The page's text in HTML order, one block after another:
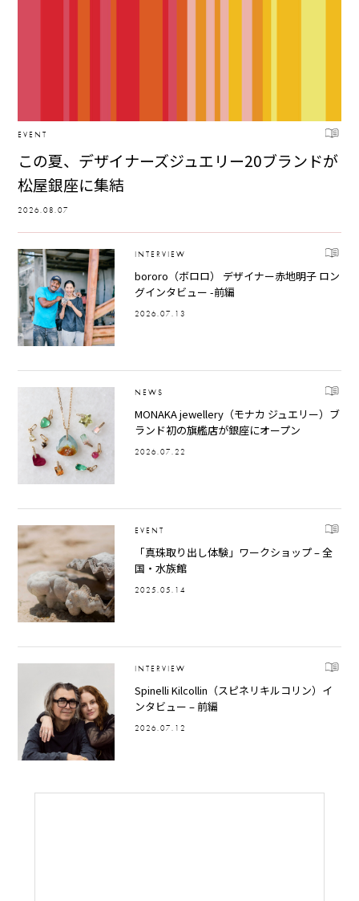
EVENT
この夏、デザイナーズジュエリー20ブランドが
松屋銀座に集結
2026.08.07
INTERVIEW
bororo（ボロロ） デザイナー赤地明子 ロン
グインタビュー -前編
2026.07.13
NEWS
MONAKA jewellery（モナカ ジュエリー）ブ
ランド初の旗艦店が銀座にオープン
2026.07.22
EVENT
「真珠取り出し体験」ワークショップ – 全
国・水族館
2025.05.14
INTERVIEW
Spinelli Kilcollin（スピネリキルコリン）イ
ンタビュー – 前編
2026.07.12